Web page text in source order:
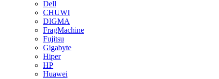
Dell
CHUWI
DIGMA
FragMachine
Fujitsu
Gigabyte
Hiper
HP
Huawei